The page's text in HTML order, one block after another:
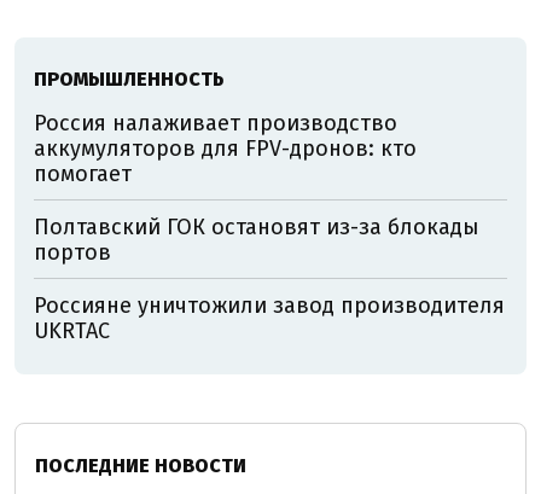
ПРОМЫШЛЕННОСТЬ
Россия налаживает производство
аккумуляторов для FPV-дронов: кто
помогает
Полтавский ГОК остановят из-за блокады
портов
Россияне уничтожили завод производителя
UKRTAC
ПОСЛЕДНИЕ НОВОСТИ